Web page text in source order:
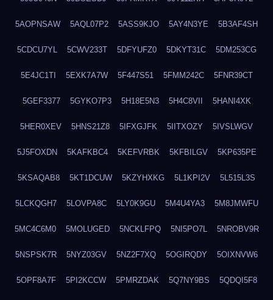
5AOPNSAW 5AQL07P2 5ASS9KJO 5AY4N3YE 5B3AF4SH
5CDCU7YL 5CWV233T 5DFYUFZ0 5DKYT31C 5DM253CG
5E4JC1TI 5EXK7A7W 5F447S51 5FMM242C 5FNR39CT
5GEF3377 5GYKO7P3 5H18E5N3 5H4C8VII 5HANI4XK
5HER0XEV 5HNS21Z8 5IFXGJFK 5IITXOZY 5IVSLWGV
5J5FOXDN 5KAFKBC4 5KEFVRBK 5KFBILGV 5KP635PE
5KSAQAB8 5KT1DCUW 5KZYHXKG 5L1KPI2V 5L515L3S
5LCKQGH7 5LOVPA8C 5LY0K9GU 5M4U4YA3 5M8JMWFU
5MC4C6M0 5MOLUGED 5NCKLFPQ 5NI5PO7L 5NROBV9R
5NSPSK7R 5NYZ03GV 5NZ2F7XQ 5OGIRQDY 5OIXNVW6
5OPF8A7F 5PI2KCCW 5PMRZDAK 5Q7NY9BS 5QDQI5F8